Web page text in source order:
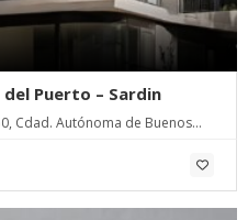
Puerto – Sardin
Cdad. Autónoma de Buenos